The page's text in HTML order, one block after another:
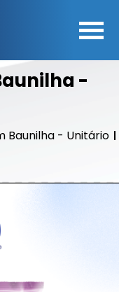
-
Baunilha - Unitário